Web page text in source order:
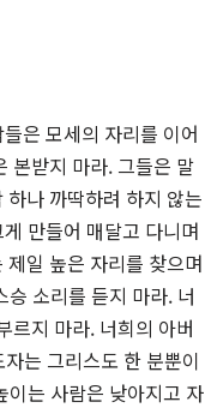
은 모세의 자리를 이어
본받지 마라. 그들은 말
나 까딱하려 하지 않는
만들어 매달고 다니며
일 높은 자리를 찾으며
승 소리를 듣지 마라. 너
르지 마라. 너희의 아버
는 그리스도 한 분뿐이
이는 사람은 낮아지고 자